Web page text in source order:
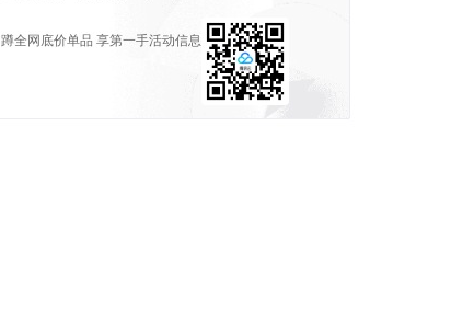
蹲全网底价单品 享第一手活动信息